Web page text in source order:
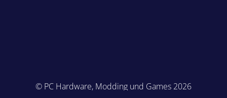
© PC Hardware, Modding und Games 2026